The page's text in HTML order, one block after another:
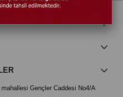
Gençler Caddesi No4/A